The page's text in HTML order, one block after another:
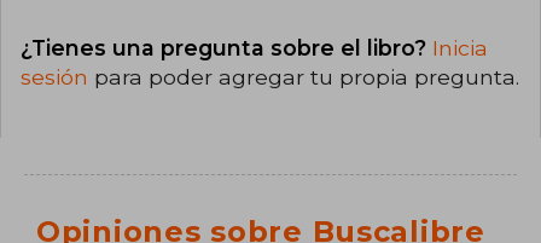
¿Tienes una pregunta sobre el libro? Inicia
sesión para poder agregar tu propia pregunta.
Opiniones sobre Buscalibre